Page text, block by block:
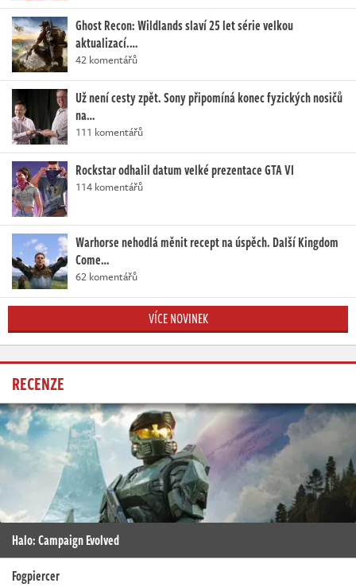
Ghost Recon: Wildlands slaví 25 let série velkou
aktualizací.…
42 komentářů
Už není cesty zpět. Sony připomíná konec fyzických nosičů
na…
111 komentářů
Rockstar odhalil datum velké prezentace GTA VI
114 komentářů
Warhorse nehodlá měnit recept na úspěch. Další Kingdom
Come…
62 komentářů
VÍCE NOVINEK
RECENZE
Halo: Campaign Evolved
Fogpiercer